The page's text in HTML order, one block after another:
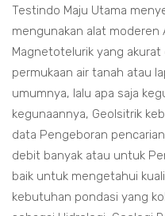
Testindo Maju Utama
mengunakan alat moderen
Magnetotelurik yang
permukaan air tanah atau
umumnya, lalu apa saja
kegunaannya, Geolsitrik
data Pengeboran
debit banyak atau untuk
baik untuk mengetahui
kebutuhan pondasi yang